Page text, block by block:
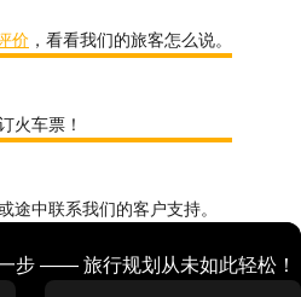
价 ，看看我们的旅客怎么说。
火车票！
途中联系我们的客户支持。
步 —— 旅行规划从未如此轻松！